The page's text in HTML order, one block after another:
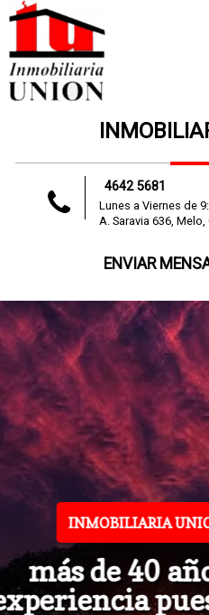
4642 5681
Lunes a Viernes de
A. Saravia 636,
ENVIAR
Impecable
4 DORM / 3